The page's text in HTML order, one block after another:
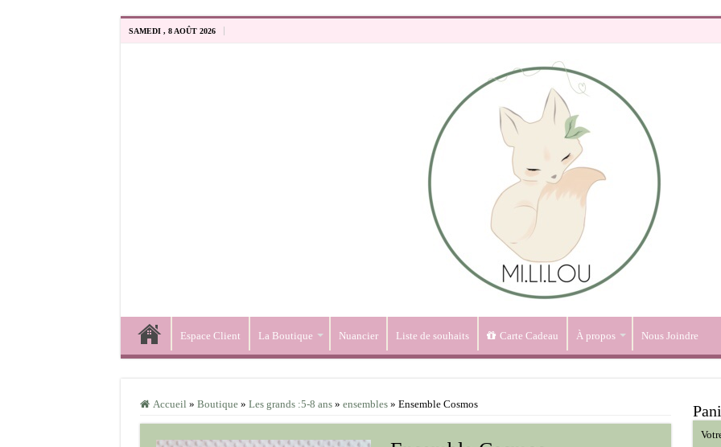
SAMEDI , 8 AOÛT 2026
Espace Client La Boutique Nuancier Liste de souhaits Carte Cadeau À propos Nous Joindre
Accueil » Boutique » Les grands :5-8 ans » ensembles » Ensemble Cosmos